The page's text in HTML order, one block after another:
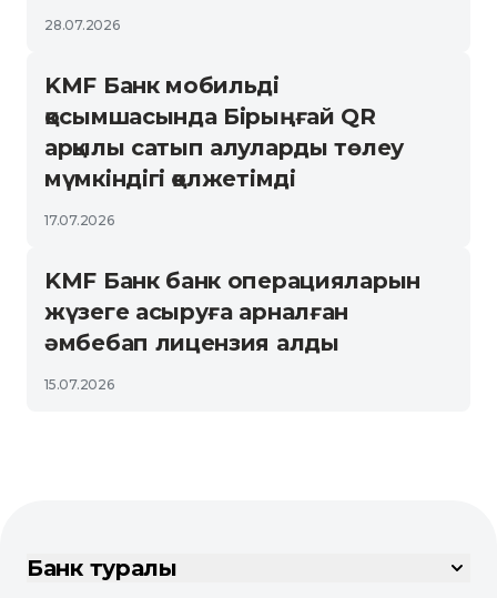
28.07.2026
KMF Банк мобильді
қосымшасында Бірыңғай QR
арқылы сатып алуларды төлеу
мүмкіндігі қолжетімді
17.07.2026
KMF Банк банк операцияларын
жүзеге асыруға арналған
әмбебап лицензия алды
15.07.2026
Банк туралы